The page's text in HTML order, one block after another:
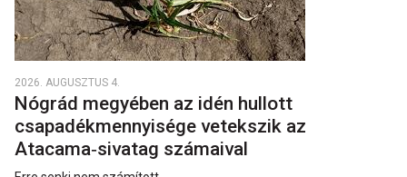
2026. AUGUSZTUS 4.
Nógrád megyében az idén hullott
csapadékmennyisége vetekszik az
Atacama‑sivatag számaival